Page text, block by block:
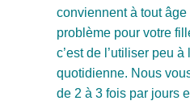
conviennent à tout âge
problème pour votre
c’est de l’utiliser peu
quotidienne. Nous
de 2 à 3 fois par jours